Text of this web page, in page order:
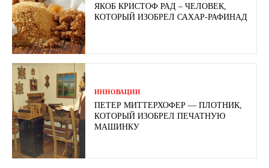
ЯКОБ КРИСТОФ РАД – ЧЕЛОВЕК,
КОТОРЫЙ ИЗОБРЕЛ САХАР-РАФИНАД
ИННОВАЦИИ
ПЕТЕР МИТТЕРХОФЕР — ПЛОТНИК,
КОТОРЫЙ ИЗОБРЕЛ ПЕЧАТНУЮ
МАШИНКУ